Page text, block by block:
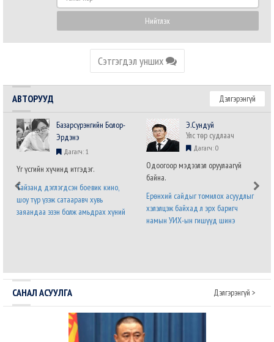
нэр
Нийтлэх
Сэтгэгдэл унших
АВТОРУУД Дэлгэрэнгүй
Базарсүрэнгийн Болор-
Эрдэнэ
Дагагч: 1
Үг үсгийн хүчинд итгэдэг.
Тайзанд дэглэгдсэн боевик кино,
шоу түр үзэж сатааравч хувь
заяандаа эзэн болж амьдрах хүний
эвэрнээс хойно у..
Э.Сундуй
Улс төр судлаач
Дагагч: 0
Одоогоор мэдээлэл оруулаагүй
байна.
Ерөнхий сайдыг томилох асуудлыг
хэлэлцэж байхад л эрх баригч
намын УИХ-ын гишүүд шинэ
томилогдсон Ерөнхий с..
САНАЛ АСУУЛГА Дэлгэрэнгүй >